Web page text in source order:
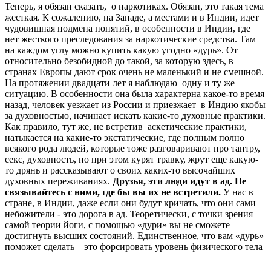
Теперь, я обязан сказать, о наркотиках. Обязан, это такая тема
жесткая. К сожалению, на Западе, а местами и в Индии, идет
чудовищная подмена понятий, в особенности в Индии, где
нет жесткого преследования за наркотические средства. Там
на каждом углу можно купить какую угодно «дурь». От
относительно безобидной до такой, за которую здесь, в
странах Европы дают срок очень не маленький и не смешной.
На протяжении двадцати лет я наблюдаю одну и ту же
ситуацию. В особенности она была характерна какое-то время
назад, человек уезжает из России и приезжает в Индию якобы
за духовностью, начинает искать какие-то духовные практики.
Как правило, тут же, не встретив аскетические практики,
натыкается на какие-то экстатические, где полным полно
всякого рода людей, которые тоже разговаривают про тантру,
секс, духовность, но при этом курят травку, жрут еще какую-
то дрянь и рассказывают о своих каких-то высочайших
духовных переживаниях. Друзья, эти люди идут в ад. Не
связывайтесь с ними, где бы вы их не встретили. У нас в
стране, в Индии, даже если они будут кричать, что они сами
небожители - это дорога в ад. Теоретически, с точки зрения
самой теории йоги, с помощью «дури» вы не сможете
достигнуть высших состояний. Единственное, что вам «дурь»
поможет сделать – это форсировать уровень физического тела